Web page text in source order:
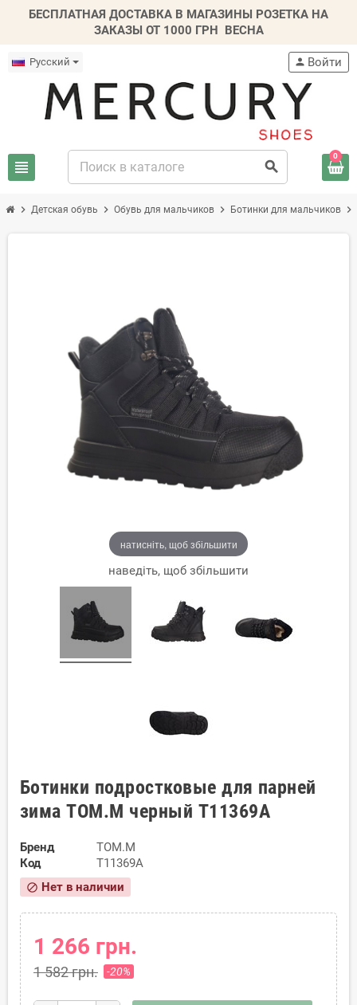
БЕСПЛАТНАЯ ДОСТАВКА В МАГАЗИНЫ РОЗЕТКА НА
ЗАКАЗЫ ОТ 1000 ГРН ВЕСНА
Русский
view_headline search
person Войти
0
chevron_right Детская обувь chevron_right Обувь для мальчиков chevron_right Ботинки для мальчиков chevron_right
натисніть, щоб збільшити
наведіть, щоб збільшити
Ботинки подростковые для парней
зима TOM.M черный T11369A
Бренд
TOM.M
Код
T11369A
block Нет в наличии
1 266 грн.
1 582 грн. -20%